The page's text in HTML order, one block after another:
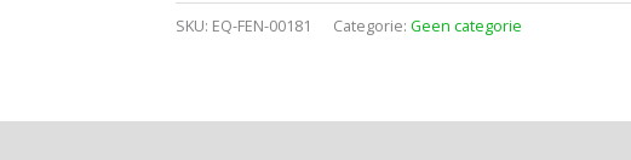
lint
SKU: EQ-FEN-00181 Categorie: Geen categorie